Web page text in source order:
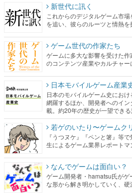
新世代に訊く
これからのデジタルゲーム市
を追い、彼らのルーツと情熱を
ゲーム世代の作家たち
ゲームに多大な影響を受けた
のコンテンツ産業やカルチャー
日本モバイルゲーム産業
日本のモバイルゲーム史にお
網羅するほか、開発者へのイ
載。約20年の歴史が一望できる
若ゲのいたり〜ゲームク
『うつヌケ』『ペンと箸』等
生によるゲーム業界レポートマ
なんでゲームは面白い？
ゲーム開発者・hamatsu氏が
な形から解き明かしていく、硬